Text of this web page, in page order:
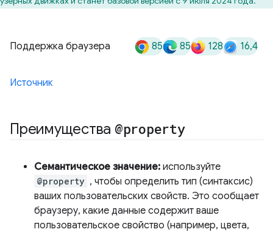
Поддержка браузера 85 85 128 16,4
Источник
Преимущества @property
Семантическое значение: используйте
@property , чтобы определить тип (синтаксис)
ваших пользовательских свойств. Это сообщает
браузеру, какие данные содержит ваше
пользовательское свойство (например, цвета,